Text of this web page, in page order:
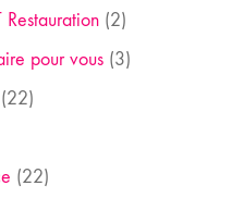
(2)
pour vous (3)
(22)
(22)